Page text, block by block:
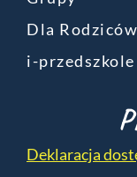
Dla Rodziców
i-przedszkole
Deklaracja